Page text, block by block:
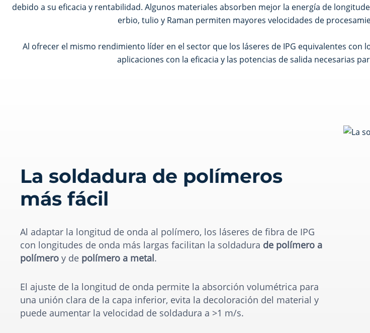
debido a su eficacia y rentabilidad. Algunos materiales absorben mejor la energía de
erbio, tulio y Raman permiten mayores velocidades de
Al ofrecer el mismo rendimiento líder en el sector que los láseres de IPG equivalentes
aplicaciones con la eficacia y las potencias de salida necesarias
La soldadura de polímeros
más fácil
Al adaptar la longitud de onda al polímero, los láseres de fibra de IPG
con longitudes de onda más largas facilitan la soldadura de polímero a
polímero y de polímero a metal.
El ajuste de la longitud de onda permite la absorción volumétrica para
una unión clara de la capa inferior, evita la decoloración del material y
puede aumentar la velocidad de soldadura a >1 m/s.